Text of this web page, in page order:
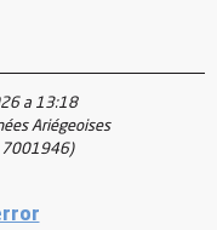
a 13:18
Ariégeoises
7001946)